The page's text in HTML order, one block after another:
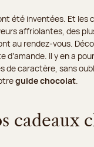
été inventées. Et les
affriolantes, des
au rendez-vous.
Il y en a
caractère, sans
guide chocolat
cadeaux